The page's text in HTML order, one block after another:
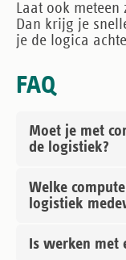
Laat ook
Dan krijg je
je de logica
FAQ
Moet je met
de logistiek?
Welke
logistiek
Is werken met